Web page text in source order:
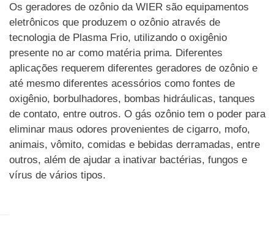
Os geradores de ozônio da WIER são equipamentos
eletrônicos que produzem o ozônio através de
tecnologia de Plasma Frio, utilizando o oxigênio
presente no ar como matéria prima. Diferentes
aplicações requerem diferentes geradores de ozônio e
até mesmo diferentes acessórios como fontes de
oxigênio, borbulhadores, bombas hidráulicas, tanques
de contato, entre outros. O gás ozônio tem o poder para
eliminar maus odores provenientes de cigarro, mofo,
animais, vômito, comidas e bebidas derramadas, entre
outros, além de ajudar a inativar bactérias, fungos e
vírus de vários tipos.